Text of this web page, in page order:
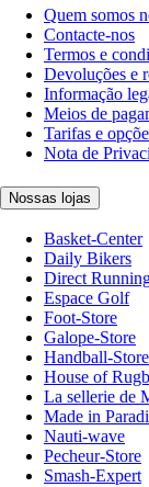
Quem somos
Contacte-nos
Termos e
Devoluções e
Informação
Meios de
Tarifas e
Nota de
Nossas lojas
Basket-Center
Daily Bikers
Direct
Espace Golf
Foot-Store
Galope-Store
Handball-Store
House of
La sellerie de
Made in
Nauti-wave
Pecheur-Store
Smash-Expert